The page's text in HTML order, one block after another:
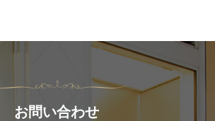
お問い合わせ